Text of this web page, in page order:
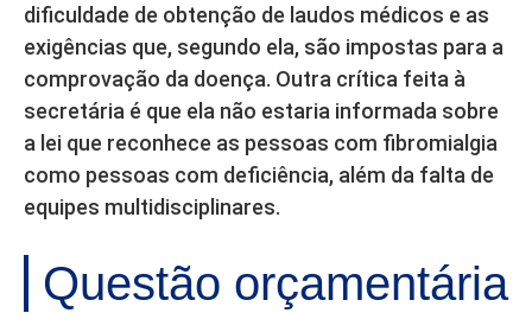
dificuldade de obtenção de laudos médicos e as
exigências que, segundo ela, são impostas para a
comprovação da doença. Outra crítica feita à
secretária é que ela não estaria informada sobre
a lei que reconhece as pessoas com fibromialgia
como pessoas com deficiência, além da falta de
equipes multidisciplinares.
Questão orçamentária